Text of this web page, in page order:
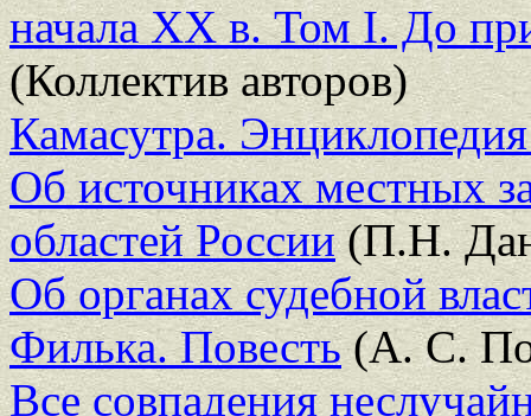
начала XX в. Том I. До
(Коллектив авторов)
Камасутра.
Об источниках местных
областей России(П.Н.
Об органах судебной
Филька. Повесть(А. С.
Все совпадения